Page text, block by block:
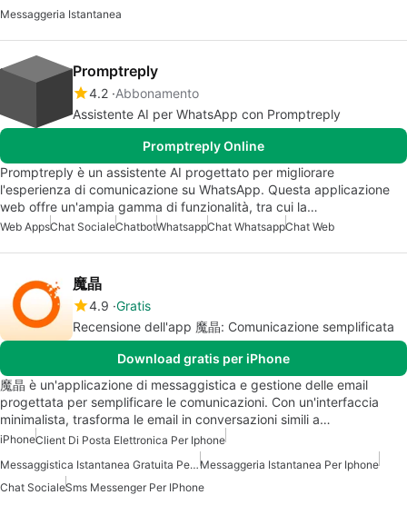
Messaggeria Istantanea
Promptreply
4.2 Abbonamento
Assistente AI per WhatsApp con Promptreply
Promptreply Online
Promptreply è un assistente AI progettato per migliorare
l'esperienza di comunicazione su WhatsApp. Questa applicazione
web offre un'ampia gamma di funzionalità, tra cui la…
Web AppsChat SocialeChatbotWhatsappChat WhatsappChat Web
魔晶
4.9 Gratis
Recensione dell'app 魔晶: Comunicazione semplificata
Download gratis per iPhone
魔晶 è un'applicazione di messaggistica e gestione delle email
progettata per semplificare le comunicazioni. Con un'interfaccia
minimalista, trasforma le email in conversazioni simili a…
iPhoneClient Di Posta Elettronica Per Iphone
Messaggistica Istantanea Gratuita Per IphoneMessaggeria Istantanea Per Iphone
Chat SocialeSms Messenger Per IPhone